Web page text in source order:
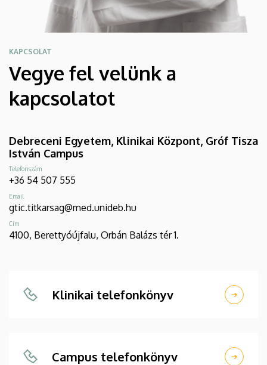
KAPCSOLAT
Vegye fel velünk a
kapcsolatot
Debreceni Egyetem, Klinikai Központ, Gróf Tisza
István Campus
Telefonszám
+36 54 507 555
Email
gtic.titkarsag@med.unideb.hu
Cím
4100, Berettyóújfalu, Orbán Balázs tér 1.
Klinikai telefonkönyv
Campus telefonkönyv